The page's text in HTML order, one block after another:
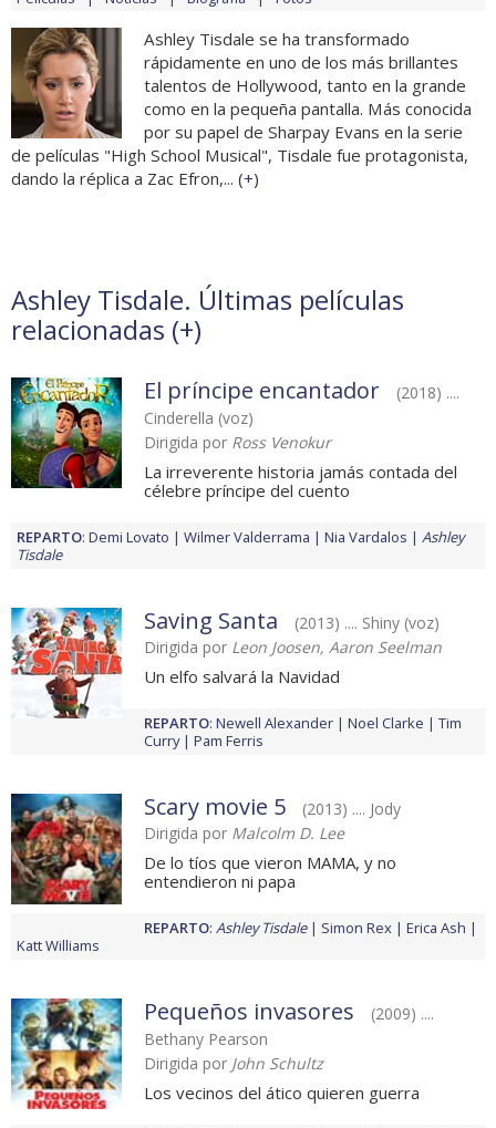
Ashley Tisdale se ha transformado
rápidamente en uno de los más brillantes
talentos de Hollywood, tanto en la grande
como en la pequeña pantalla. Más conocida
por su papel de Sharpay Evans en la serie
de películas "High School Musical", Tisdale fue protagonista,
dando la réplica a Zac Efron,... (+)
Ashley Tisdale. Últimas películas
relacionadas (+)
El príncipe encantador
(2018) ....
Cinderella (voz)
Dirigida por Ross Venokur
La irreverente historia jamás contada del
célebre príncipe del cuento
REPARTO: Demi Lovato Wilmer Valderrama Nia Vardalos
Ashley
Tisdale
Saving Santa
(2013) .... Shiny (voz)
Dirigida por Leon Joosen, Aaron Seelman
Un elfo salvará la Navidad
REPARTO: Newell Alexander Noel Clarke
Tim
Curry
Pam Ferris
Scary movie 5
(2013) .... Jody
Dirigida por Malcolm D. Lee
De lo tíos que vieron MAMA, y no
entendieron ni papa
REPARTO: Ashley Tisdale Simon Rex
Erica Ash
Katt Williams
Pequeños invasores
(2009) ....
Bethany Pearson
Dirigida por John Schultz
Los vecinos del ático quieren guerra